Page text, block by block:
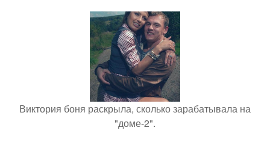
Виктория боня раскрыла, сколько зарабатывала на
"доме-2".